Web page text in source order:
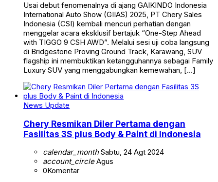
Usai debut fenomenalnya di ajang GAIKINDO Indonesia
International Auto Show (GIIAS) 2025, PT Chery Sales
Indonesia (CSI) kembali mencuri perhatian dengan
menggelar acara eksklusif bertajuk “One-Step Ahead
with TIGGO 9 CSH AWD”. Melalui sesi uji coba langsung
di Bridgestone Proving Ground Track, Karawang, SUV
flagship ini membuktikan ketangguhannya sebagai Family
Luxury SUV yang menggabungkan kemewahan, […]
News Update
Chery Resmikan Diler Pertama dengan
Fasilitas 3S plus Body & Paint di Indonesia
calendar_monthSabtu, 24 Agt 2024
account_circleAgus
0Komentar